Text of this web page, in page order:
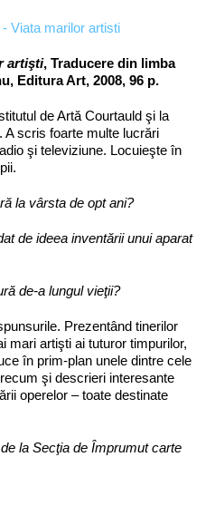
artişti, Traducere din limba
Editura Art, 2008, 96 p.
de Artă Courtauld şi la
A scris foarte multe lucrări
şi televiziune. Locuieşte în
la vârsta de opt ani?
de ideea inventării unui aparat
de-a lungul vieţii?
Prezentând tinerilor
mari artişti ai tuturor timpurilor,
în prim-plan unele dintre cele
şi descrieri interesante
operelor – toate destinate
la Secţia de Împrumut carte